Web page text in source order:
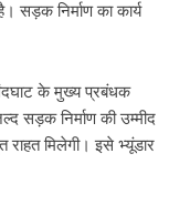
सड़क निर्माण का कार्य
के मुख्य प्रबंधक
सड़क निर्माण की उम्मीद
राहत मिलेगी। इसे भ्यूंडार